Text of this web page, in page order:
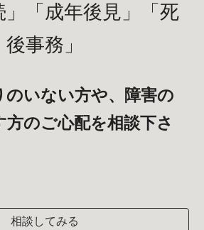
」「成年後見」「 死
後事務 」
のいない方や、障害の
のご心配を相談下さ
相談してみる